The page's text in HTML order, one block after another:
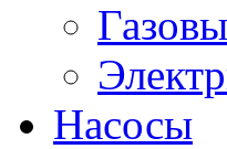
Насосы